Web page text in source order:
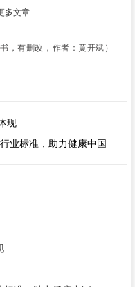
多文章
，有删改，作者：黄开斌）
现
业标准，助力健康中国